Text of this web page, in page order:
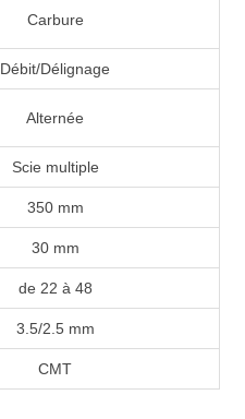
Carbure
Débit/Délignage
Alternée
Scie multiple
350 mm
30 mm
de 22 à 48
3.5/2.5 mm
CMT